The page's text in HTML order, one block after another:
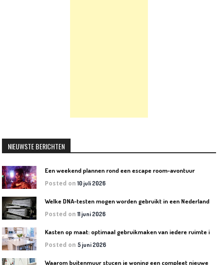
NIEUWSTE BERICHTEN
Een weekend plannen rond een escape room-avontuur
Posted on10 juli 2026
Posted on11 juni 2026
Posted on 5 juni 2026